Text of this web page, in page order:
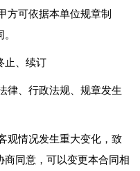
方可依据本单位规章制
止、续订
律、行政法规、规章发生
观情况发生重大变化，致
同意，可以变更本合同相